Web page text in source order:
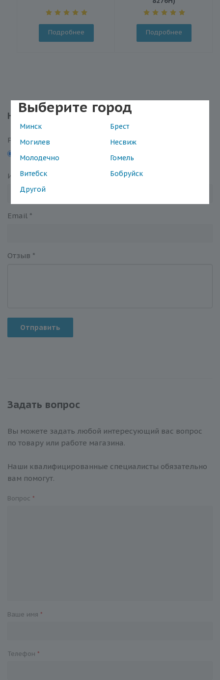
Выберите город
Минск
Брест
Могилев
Несвиж
Молодечно
Гомель
Витебск
Бобруйск
Другой
Подробнее Подробнее
Написать отзыв
Рейтинг
Имя*
Email *
Отзыв *
Отправить
Задать вопрос
Вы можете задать любой интересующий вас вопрос
по товару или работе магазина.
Наши квалифицированные специалисты обязательно
вам помогут.
Вопрос *
Ваше имя *
Телефон *